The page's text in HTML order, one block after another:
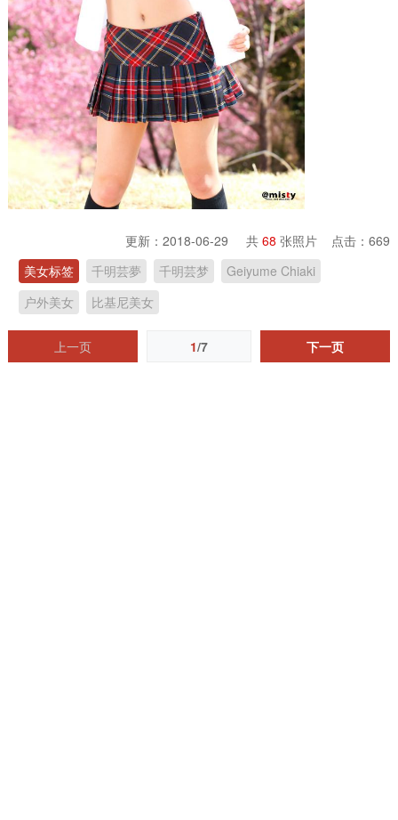
更新：2018-06-29 共68 张照片 点击：669
美女标签
千明芸夢 千明芸梦
Geiyume Chiaki
户外美女
比基尼美女
上一页 1/7 下一页